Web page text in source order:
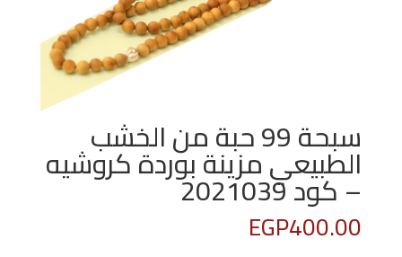
سبحة 99 حبة من الخشب
الطبيعي مزينة بوردة كروشيه
– كود 2021039
EGP400.00